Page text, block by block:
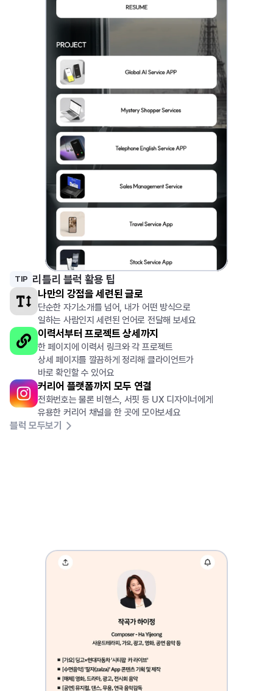
TIP 리틀리 블럭 활용 팁
나만의 강점을 세련된 글로
단순한 자기소개를 넘어, 내가 어떤 방식으로
일하는 사람인지 세련된 언어로 전달해 보세요
이력서부터 프로젝트 상세까지
한 페이지에 이력서 링크와 각 프로젝트
상세 페이지를 깔끔하게 정리해 클라이언트가
바로 확인할 수 있어요
커리어 플랫폼까지 모두 연결
전화번호는 물론 비핸스, 서핏 등 UX 디자이너에게
유용한 커리어 채널을 한 곳에 모아보세요
블럭 모두보기
싱어송라이터라면